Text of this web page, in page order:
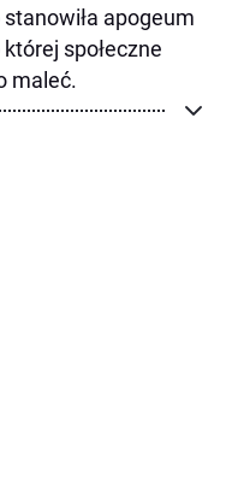
apogeum
społeczne
maleć.